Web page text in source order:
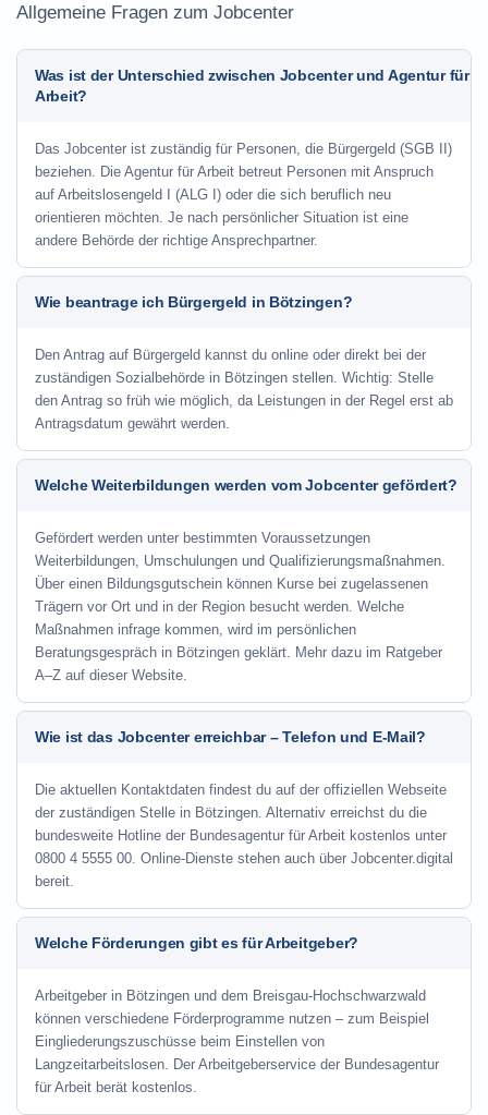
Allgemeine Fragen zum Jobcenter
Was ist der Unterschied zwischen Jobcenter und Agentur für
Arbeit?
Das Jobcenter ist zuständig für Personen, die Bürgergeld (SGB II)
beziehen. Die Agentur für Arbeit betreut Personen mit Anspruch
auf Arbeitslosengeld I (ALG I) oder die sich beruflich neu
orientieren möchten. Je nach persönlicher Situation ist eine
andere Behörde der richtige Ansprechpartner.
Wie beantrage ich Bürgergeld in Bötzingen?
Den Antrag auf Bürgergeld kannst du online oder direkt bei der
zuständigen Sozialbehörde in Bötzingen stellen. Wichtig: Stelle
den Antrag so früh wie möglich, da Leistungen in der Regel erst ab
Antragsdatum gewährt werden.
Welche Weiterbildungen werden vom Jobcenter gefördert?
Gefördert werden unter bestimmten Voraussetzungen
Weiterbildungen, Umschulungen und Qualifizierungsmaßnahmen.
Über einen Bildungsgutschein können Kurse bei zugelassenen
Trägern vor Ort und in der Region besucht werden. Welche
Maßnahmen infrage kommen, wird im persönlichen
Beratungsgespräch in Bötzingen geklärt. Mehr dazu im Ratgeber
A–Z auf dieser Website.
Wie ist das Jobcenter erreichbar – Telefon und E-Mail?
Die aktuellen Kontaktdaten findest du auf der offiziellen Webseite
der zuständigen Stelle in Bötzingen. Alternativ erreichst du die
bundesweite Hotline der Bundesagentur für Arbeit kostenlos unter
0800 4 5555 00. Online-Dienste stehen auch über Jobcenter.digital
bereit.
Welche Förderungen gibt es für Arbeitgeber?
Arbeitgeber in Bötzingen und dem Breisgau-Hochschwarzwald
können verschiedene Förderprogramme nutzen – zum Beispiel
Eingliederungszuschüsse beim Einstellen von
Langzeitarbeitslosen. Der Arbeitgeberservice der Bundesagentur
für Arbeit berät kostenlos.